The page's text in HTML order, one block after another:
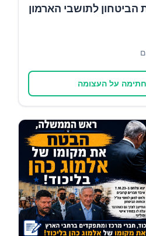
הביטחון לתושבי הארמון
חתימה על העצומה